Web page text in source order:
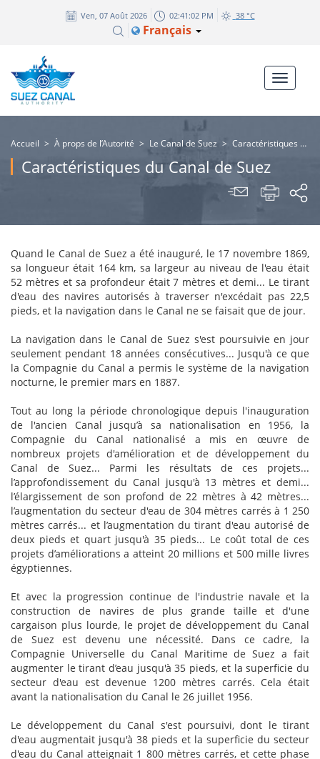
Ven, 07 Août 2026 02:41:02 PM 38 °C
Français
Accueil > À props de l’Autorité > Le Canal de Suez > Caractéristiques du Canal de Suez
Caractéristiques du Canal de Suez
Quand le Canal de Suez a été inauguré, le 17 novembre 1869,
sa longueur était 164 km, sa largeur au niveau de l'eau était
52 mètres et sa profondeur était 7 mètres et demi... Le tirant
d'eau des navires autorisés à traverser n'excédait pas 22,5
pieds, et la navigation dans le Canal ne se faisait que de jour.
La navigation dans le Canal de Suez s'est poursuivie en jour
seulement pendant 18 années consécutives... Jusqu'à ce que
la Compagnie du Canal a permis le système de la navigation
nocturne, le premier mars en 1887.
Tout au long la période chronologique depuis l'inauguration
de l'ancien Canal jusqu’à sa nationalisation en 1956, la
Compagnie du Canal nationalisé a mis en œuvre de
nombreux projets d'amélioration et de développement du
Canal de Suez... Parmi les résultats de ces projets...
l’approfondissement du Canal jusqu'à 13 mètres et demi...
l’élargissement de son profond de 22 mètres à 42 mètres...
l’augmentation du secteur d'eau de 304 mètres carrés à 1 250
mètres carrés... et l’augmentation du tirant d'eau autorisé de
deux pieds et quart jusqu'à 35 pieds... Le coût total de ces
projets d’améliorations a atteint 20 millions et 500 mille livres
égyptiennes.
Et avec la progression continue de l'industrie navale et la
construction de navires de plus grande taille et d'une
cargaison plus lourde, le projet de développement du Canal
de Suez est devenu une nécessité. Dans ce cadre, la
Compagnie Universelle du Canal Maritime de Suez a fait
augmenter le tirant d’eau jusqu'à 35 pieds, et la superficie du
secteur d'eau est devenue 1200 mètres carrés. Cela était
avant la nationalisation du Canal le 26 juillet 1956.
Le développement du Canal s'est poursuivi, dont le tirant
d'eau augmentait jusqu'à 38 pieds et la superficie du secteur
d'eau du Canal atteignait 1 800 mètres carrés, et cette phase